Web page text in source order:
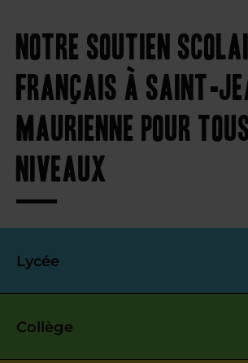
Notre soutien
français à Saint-
Maurienne pour
niveaux
Lycée
Collège